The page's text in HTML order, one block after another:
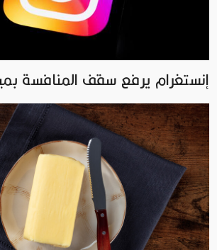
إنستغرام يرفع سقف المنافسة